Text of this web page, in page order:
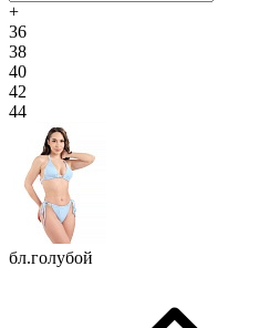
+
36
38
40
42
44
бл.голубой